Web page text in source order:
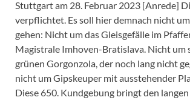
Stuttgart am 28. Februar 2023 [Anrede]
verpflichtet. Es soll hier demnach nicht
gehen: Nicht um das Gleisgefälle im
Magistrale Imhoven-Bratislava. Nicht um
grünen Gorgonzola, der noch lang nicht
nicht um Gipskeuper mit ausstehender
Diese 650. Kundgebung bringt den